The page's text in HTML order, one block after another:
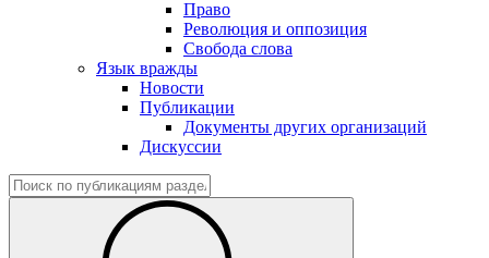
Право
Революция и оппозиция
Свобода слова
Язык вражды
Новости
Публикации
Документы других организаций
Дискуссии